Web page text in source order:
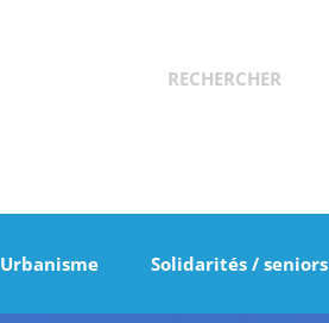
Urbanisme Solidarités / seniors